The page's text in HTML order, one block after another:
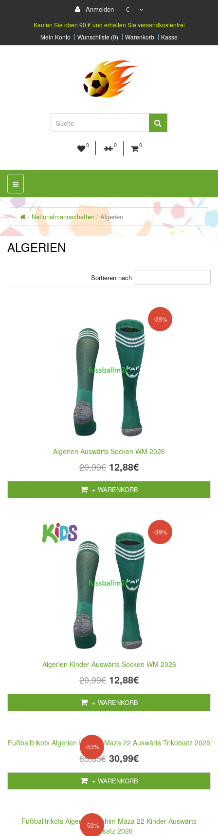
Anmelden
€
Kaufen Sie oben 90 € und erhalten Sie versandkostenfrei
Mein Konto
Wunschliste (0) Warenkorb Kasse
0 0 0
Nationalmannschaften Algerien
ALGERIEN
Sortieren nach
-39%
Algerien Auswärts Socken WM 2026
20,99€ 12,88€
+ WARENKORB
-39%
Algerien Kinder Auswärts Socken WM 2026
20,99€ 12,88€
+ WARENKORB
-53%
Fußballtrikots Algerien Ibrahim Maza 22 Auswärts Trikotsatz 2026
65,85€ 30,99€
+ WARENKORB
-53%
Fußballtrikots Algerien Ibrahim Maza 22 Kinder Auswärts
Trikotsatz 2026